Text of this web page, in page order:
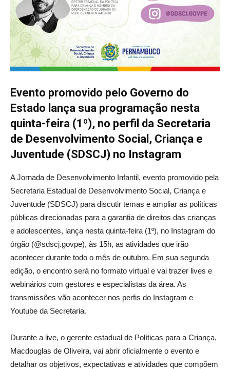
Evento promovido pelo Governo do
Estado lança sua programação nesta
quinta-feira (1º), no perfil da Secretaria
de Desenvolvimento Social, Criança e
Juventude (SDSCJ) no Instagram
A Jornada de Desenvolvimento Infantil, evento promovido pela
Secretaria Estadual de Desenvolvimento Social, Criança e
Juventude (SDSCJ) para discutir temas e ampliar as políticas
públicas direcionadas para a garantia de direitos das crianças
e adolescentes, lança nesta quinta-feira (1º), no Instagram do
órgão (@sdscj.govpe), às 15h, as atividades que irão
acontecer durante todo o mês de outubro. Em sua segunda
edição, o encontro será no formato virtual e vai trazer lives e
webinários com gestores e especialistas da área. As
transmissões vão acontecer nos perfis do Instagram e
Youtube da Secretaria.
Durante a live, o gerente estadual de Políticas para a Criança,
Macdouglas de Oliveira, vai abrir oficialmente o evento e
detalhar os objetivos, expectativas e atividades que compõem